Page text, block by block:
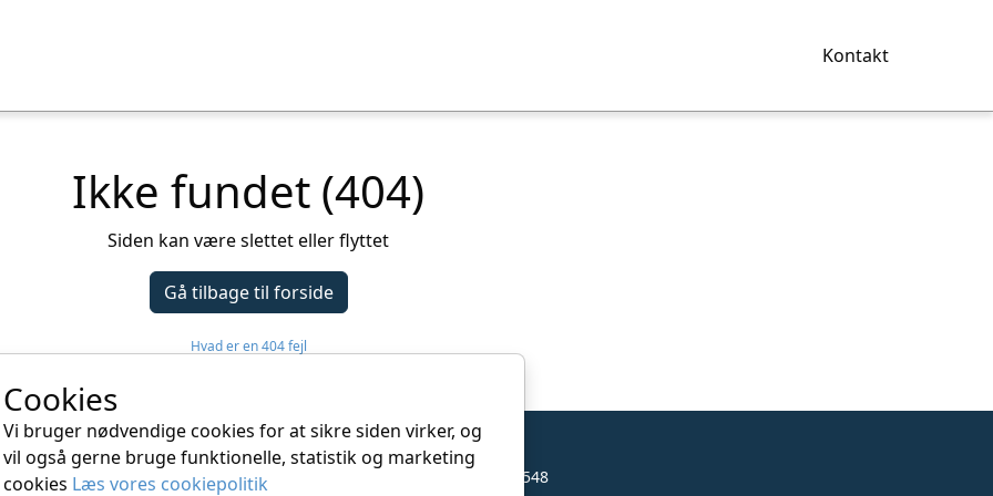
Cookies
Vi bruger nødvendige cookies for at sikre siden virker, og
vil også gerne bruge funktionelle, statistik og marketing
cookies Læs vores cookiepolitik
Kontakt
Ikke fundet (404)
Siden kan være slettet eller flyttet
Gå tilbage til forside
Hvad er en 404 fejl
Persondatapolitik
Læs om cookies
7G | 3450 Allerød |info@billetsalget.dk | CVR: 34472548